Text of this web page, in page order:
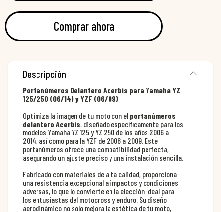
Comprar ahora
Descripción
Portanúmeros Delantero Acerbis para Yamaha YZ
125/250 (06/14) y YZF (06/09)
Optimiza la imagen de tu moto con el portanúmeros
delantero Acerbis, diseñado específicamente para los
modelos Yamaha YZ 125 y YZ 250 de los años 2006 a
2014, así como para la YZF de 2006 a 2009. Este
portanúmeros ofrece una compatibilidad perfecta,
asegurando un ajuste preciso y una instalación sencilla.
Fabricado con materiales de alta calidad, proporciona
una resistencia excepcional a impactos y condiciones
adversas, lo que lo convierte en la elección ideal para
los entusiastas del motocross y enduro. Su diseño
aerodinámico no solo mejora la estética de tu moto,